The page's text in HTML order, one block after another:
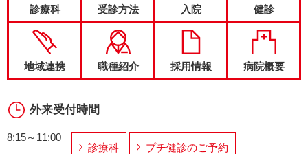
診療科 受診方法 入院 健診
地域連携 職種紹介 採用情報 病院概要
外来受付時間
8:15～11:00
診療科
プチ健診のご予約